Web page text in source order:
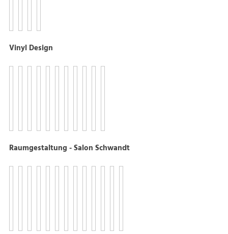
Vinyl Design
Raumgestaltung - Salon Schwandt